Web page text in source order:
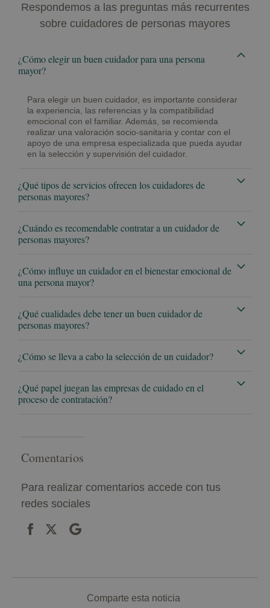
Respondemos a las preguntas más recurrentes
sobre cuidadores de personas mayores
¿Cómo elegir un buen cuidador para una persona
mayor?
Para elegir un buen cuidador, es importante considerar
la experiencia, las referencias y la compatibilidad
emocional con el familiar. Además, se recomienda
realizar una valoración socio-sanitaria y contar con el
apoyo de una empresa especializada que pueda ayudar
en la selección y supervisión del cuidador.
¿Qué tipos de servicios ofrecen los cuidadores de
personas mayores?
¿Cuándo es recomendable contratar a un cuidador de
personas mayores?
¿Cómo influye un cuidador en el bienestar emocional de
una persona mayor?
¿Qué cualidades debe tener un buen cuidador de
personas mayores?
¿Cómo se lleva a cabo la selección de un cuidador?
¿Qué papel juegan las empresas de cuidado en el
proceso de contratación?
Comentarios
Para realizar comentarios accede con tus
redes sociales
Comparte esta noticia